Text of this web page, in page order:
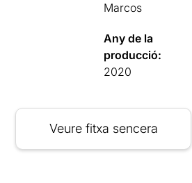
Marcos
Any de la
producció:
2020
Veure fitxa sencera